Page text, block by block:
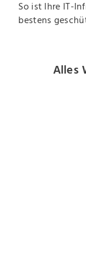
So ist Ihre IT-
bestens
Alles